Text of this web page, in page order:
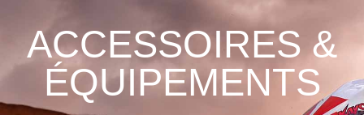
ACCESSOIRES &
ÉQUIPEMENTS